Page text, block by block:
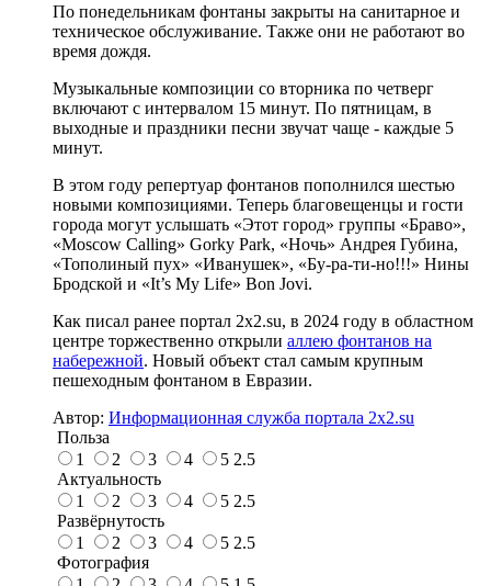
По понедельникам фонтаны закрыты на санитарное и
техническое обслуживание. Также они не работают во
время дождя.
Музыкальные композиции со вторника по четверг
включают с интервалом 15 минут. По пятницам, в
выходные и праздники песни звучат чаще - каждые 5
минут.
В этом году репертуар фонтанов пополнился шестью
новыми композициями. Теперь благовещенцы и гости
города могут услышать «Этот город» группы «Браво»,
«Moscow Calling» Gorky Park, «Ночь» Андрея Губина,
«Тополиный пух» «Иванушек», «Бу-ра-ти-но!!!» Нины
Бродской и «It’s My Life» Bon Jovi.
Как писал ранее портал 2х2.su, в 2024 году в областном
центре торжественно открыли аллею фонтанов на
набережной. Новый объект стал самым крупным
пешеходным фонтаном в Евразии.
Автор: Информационная служба портала 2x2.su
Польза
1
2 3 4 5 2.5
Актуальность
1
2 3 4 5 2.5
Развёрнутость
1
2 3 4 5 2.5
Фотография